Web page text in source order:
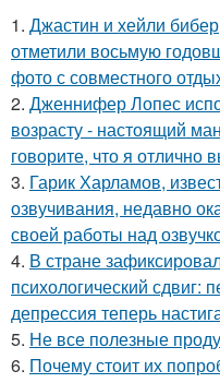
1. Джастин и хейли
отметили восьмую
фото с совместного
2. Дженнифер Лопес
возрасту - настоящий
говорите, что я отлично
3. Гарик Харламов,
озвучивания, недавно
своей работы над
4. В стране
психологический сдвиг:
депрессия теперь
5. Не все полезные
6. Почему стоит их